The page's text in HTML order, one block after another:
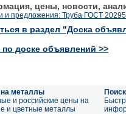
цены, новости,
и предложения: Труба ГОСТ
в раздел "Доска
по доске объявлений >>
металлы
и российские цены на
и цветные металлы